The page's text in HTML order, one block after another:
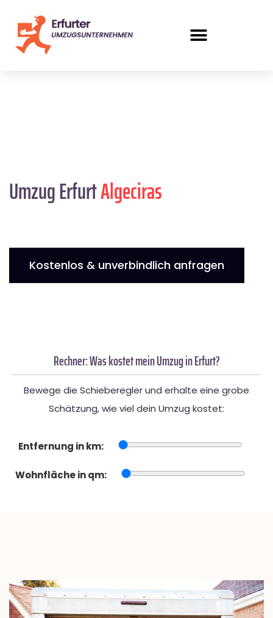
Umzug ErfurtAlgeciras
Kostenlos & unverbindlich anfragen
Rechner: Was kostet mein Umzug in Erfurt?
Bewege die Schieberegler und erhalte eine grobe
Schätzung, wie viel dein Umzug kostet:
Entfernung in km:
Wohnfläche in qm: